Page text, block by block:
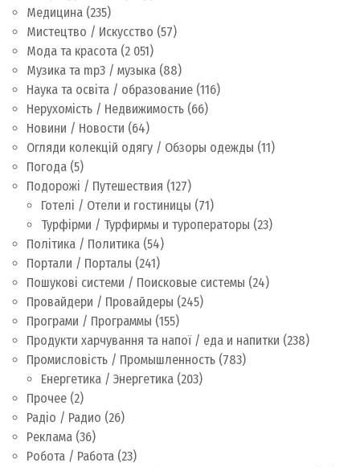
Медицина (235)
Мистецтво / Искусство (57)
Мода та красота (2 051)
Музика та mp3 / музыка (88)
Наука та освіта / образование (116)
Нерухомість / Недвижимость (66)
Новини / Новости (64)
Огляди колекцій одягу / Обзоры одежды (11)
Погода (5)
Подорожі / Путешествия (127)
Готелі / Отели и гостиницы (71)
Турфірми / Турфирмы и туроператоры (23)
Політика / Политика (54)
Портали / Порталы (241)
Пошукові системи / Поисковые системы (24)
Провайдери / Провайдеры (245)
Програми / Программы (155)
Продукти харчування та напої / еда и напитки (238)
Промисловість / Промышленность (783)
Енергетика / Энергетика (203)
Прочее (2)
Радіо / Радио (26)
Реклама (36)
Робота / Работа (23)